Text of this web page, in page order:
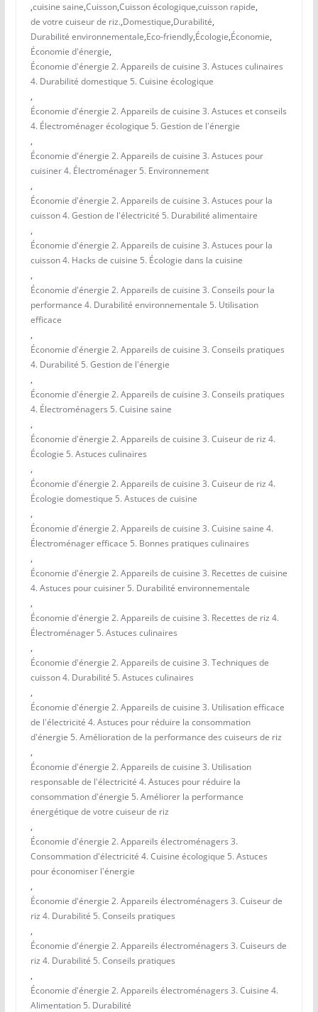
,cuisine saine,Cuisson,Cuisson écologique,cuisson rapide,
de votre cuiseur de riz.,Domestique,Durabilité,
Durabilité environnementale,Eco-friendly,Écologie,Économie,
Économie d'énergie,
Économie d'énergie 2. Appareils de cuisine 3. Astuces culinaires
4. Durabilité domestique 5. Cuisine écologique
,
Économie d'énergie 2. Appareils de cuisine 3. Astuces et conseils
4. Électroménager écologique 5. Gestion de l'énergie
,
Économie d'énergie 2. Appareils de cuisine 3. Astuces pour
cuisiner 4. Électroménager 5. Environnement
,
Économie d'énergie 2. Appareils de cuisine 3. Astuces pour la
cuisson 4. Gestion de l'électricité 5. Durabilité alimentaire
,
Économie d'énergie 2. Appareils de cuisine 3. Astuces pour la
cuisson 4. Hacks de cuisine 5. Écologie dans la cuisine
,
Économie d'énergie 2. Appareils de cuisine 3. Conseils pour la
performance 4. Durabilité environnementale 5. Utilisation
efficace
,
Économie d'énergie 2. Appareils de cuisine 3. Conseils pratiques
4. Durabilité 5. Gestion de l'énergie
,
Économie d'énergie 2. Appareils de cuisine 3. Conseils pratiques
4. Électroménagers 5. Cuisine saine
,
Économie d'énergie 2. Appareils de cuisine 3. Cuiseur de riz 4.
Écologie 5. Astuces culinaires
,
Économie d'énergie 2. Appareils de cuisine 3. Cuiseur de riz 4.
Écologie domestique 5. Astuces de cuisine
,
Économie d'énergie 2. Appareils de cuisine 3. Cuisine saine 4.
Électroménager efficace 5. Bonnes pratiques culinaires
,
Économie d'énergie 2. Appareils de cuisine 3. Recettes de cuisine
4. Astuces pour cuisiner 5. Durabilité environnementale
,
Économie d'énergie 2. Appareils de cuisine 3. Recettes de riz 4.
Électroménager 5. Astuces culinaires
,
Économie d'énergie 2. Appareils de cuisine 3. Techniques de
cuisson 4. Durabilité 5. Astuces culinaires
,
Économie d'énergie 2. Appareils de cuisine 3. Utilisation efficace
de l'électricité 4. Astuces pour réduire la consommation
d'énergie 5. Amélioration de la performance des cuiseurs de riz
,
Économie d'énergie 2. Appareils de cuisine 3. Utilisation
responsable de l'électricité 4. Astuces pour réduire la
consommation d'énergie 5. Améliorer la performance
énergétique de votre cuiseur de riz
,
Économie d'énergie 2. Appareils électroménagers 3.
Consommation d'électricité 4. Cuisine écologique 5. Astuces
pour économiser l'énergie
,
Économie d'énergie 2. Appareils électroménagers 3. Cuiseur de
riz 4. Durabilité 5. Conseils pratiques
,
Économie d'énergie 2. Appareils électroménagers 3. Cuiseurs de
riz 4. Durabilité 5. Conseils pratiques
,
Économie d'énergie 2. Appareils électroménagers 3. Cuisine 4.
Alimentation 5. Durabilité